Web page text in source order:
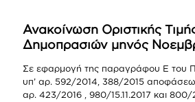
Ανακοίνωση Οριστικής
Δημοπρασιών μηνός
Σε εφαρμογή της παραγράφου Ε του
υπ’ αρ. 592/2014, 388/2015
αρ. 423/2016 , 980/15.11.2017 και